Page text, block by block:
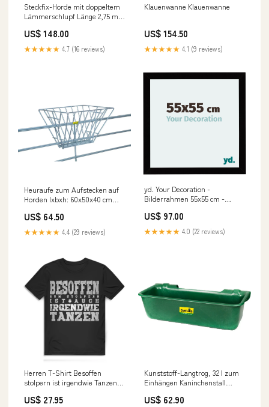
Steckfix-Horde mit doppeltem
Lämmerschlupf Länge 2,75 m
US$ 148.00
★★★★★ 4.7 (16 reviews)
Klauenwanne Klauenwanne
US$ 154.50
★★★★★ 4.1 (9 reviews)
Heuraufe zum Aufstecken auf
Horden lxbxh: 60x50x40 cm
US$ 64.50
★★★★★ 4.4 (29 reviews)
yd. Your Decoration -
Bilderrahmen 55x55 cm -
Acrylglas - Antireflex - Ausg
relatedProduct
US$ 97.00
★★★★★ 4.0 (22 reviews)
Herren T-Shirt Besoffen
stolpern ist irgendwie Tanzen
Spruchshirt Angeln
US$ 27.95
Kunststoff-Langtrog, 32 l zum
Einhängen Kaninchenstall
US$ 62.90